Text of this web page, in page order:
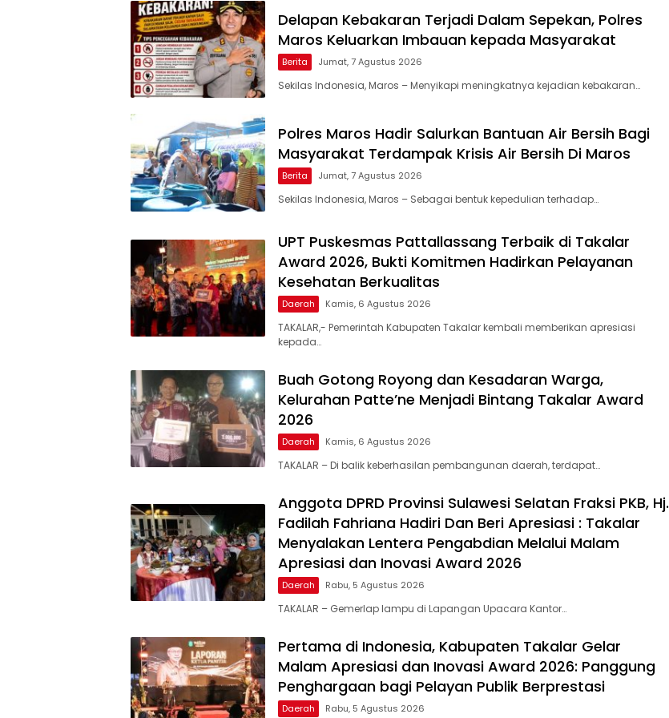
Delapan Kebakaran Terjadi Dalam Sepekan, Polres
Maros Keluarkan Imbauan kepada Masyarakat
Berita Jumat, 7 Agustus 2026
Sekilas Indonesia, Maros – Menyikapi meningkatnya kejadian kebakaran…
Polres Maros Hadir Salurkan Bantuan Air Bersih Bagi
Masyarakat Terdampak Krisis Air Bersih Di Maros
Berita Jumat, 7 Agustus 2026
Sekilas Indonesia, Maros – Sebagai bentuk kepedulian terhadap…
UPT Puskesmas Pattallassang Terbaik di Takalar
Award 2026, Bukti Komitmen Hadirkan Pelayanan
Kesehatan Berkualitas
Daerah Kamis, 6 Agustus 2026
TAKALAR,- Pemerintah Kabupaten Takalar kembali memberikan apresiasi
kepada…
Buah Gotong Royong dan Kesadaran Warga,
Kelurahan Patte’ne Menjadi Bintang Takalar Award
2026
Daerah Kamis, 6 Agustus 2026
TAKALAR – Di balik keberhasilan pembangunan daerah, terdapat…
Anggota DPRD Provinsi Sulawesi Selatan Fraksi PKB, Hj.
Fadilah Fahriana Hadiri Dan Beri Apresiasi : Takalar
Menyalakan Lentera Pengabdian Melalui Malam
Apresiasi dan Inovasi Award 2026
Daerah Rabu, 5 Agustus 2026
TAKALAR – Gemerlap lampu di Lapangan Upacara Kantor…
Pertama di Indonesia, Kabupaten Takalar Gelar
Malam Apresiasi dan Inovasi Award 2026: Panggung
Penghargaan bagi Pelayan Publik Berprestasi
Daerah Rabu, 5 Agustus 2026